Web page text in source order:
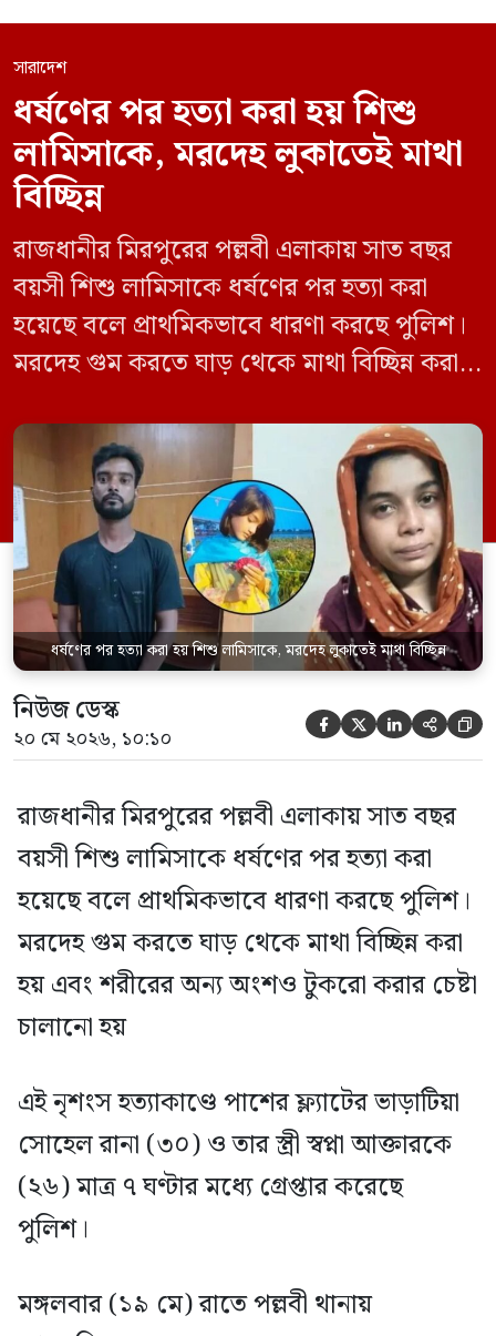
সারাদেশ
ধর্ষণের পর হত্যা করা হয় শিশু
লামিসাকে, মরদেহ লুকাতেই মাথা
বিচ্ছিন্ন
রাজধানীর মিরপুরের পল্লবী এলাকায় সাত বছর
বয়সী শিশু লামিসাকে ধর্ষণের পর হত্যা করা
হয়েছে বলে প্রাথমিকভাবে ধারণা করছে পুলিশ।
মরদেহ গুম করতে ঘাড় থেকে মাথা বিচ্ছিন্ন করা
চালানো হয় এই নৃশংস হত্যাকাণ্ডে পাশের ফ্ল্যাটের
ভাড়াটিয়া সোহেল রানা (৩০) ও তার স্ত্রী স্বপ্না
আক্তারকে (২৬) মাত্র ৭ ঘণ্টার […]
ধর্ষণের পর হত্যা করা হয় শিশু লামিসাকে, মরদেহ লুকাতেই মাথা বিচ্ছিন্ন
নিউজ ডেস্ক
২০ মে ২০২৬, ১০:১০     
রাজধানীর মিরপুরের পল্লবী এলাকায় সাত বছর
বয়সী শিশু লামিসাকে ধর্ষণের পর হত্যা করা
হয়েছে বলে প্রাথমিকভাবে ধারণা করছে পুলিশ।
মরদেহ গুম করতে ঘাড় থেকে মাথা বিচ্ছিন্ন করা
হয় এবং শরীরের অন্য অংশও টুকরো করার চেষ্টা
চালানো হয়
এই নৃশংস হত্যাকাণ্ডে পাশের ফ্ল্যাটের ভাড়াটিয়া
সোহেল রানা (৩০) ও তার স্ত্রী স্বপ্না আক্তারকে
(২৬) মাত্র ৭ ঘণ্টার মধ্যে গ্রেপ্তার করেছে
পুলিশ।
মঙ্গলবার (১৯ মে) রাতে পল্লবী থানায়